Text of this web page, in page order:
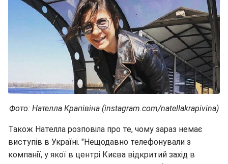
Фото: Нателла Крапівіна (instagram.com/natellakrapivina)
Також Нателла розповіла про те, чому зараз немає
виступів в Україні. "Нещодавно телефонували з
компанії, у якої в центрі Києва відкритий захід в